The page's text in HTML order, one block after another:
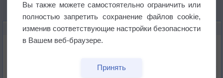
ЭТО ИНТЕРЕСНО
Почему северный загар цветом отличается от
Букет сирени вреден для здоровья
Вы также можете самостоятельно ограничить или
полностью запретить сохранение файлов cookie,
изменив соответствующие настройки безопасности
в Вашем веб-браузере.
Принять